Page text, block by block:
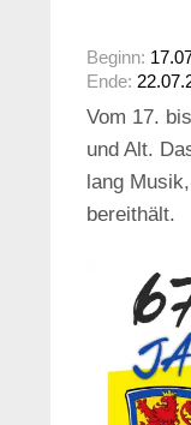
Beginn:
Ende:
Vom 17.
und Alt.
lang
bereithält.